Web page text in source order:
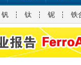
钒 钛 铌 铁